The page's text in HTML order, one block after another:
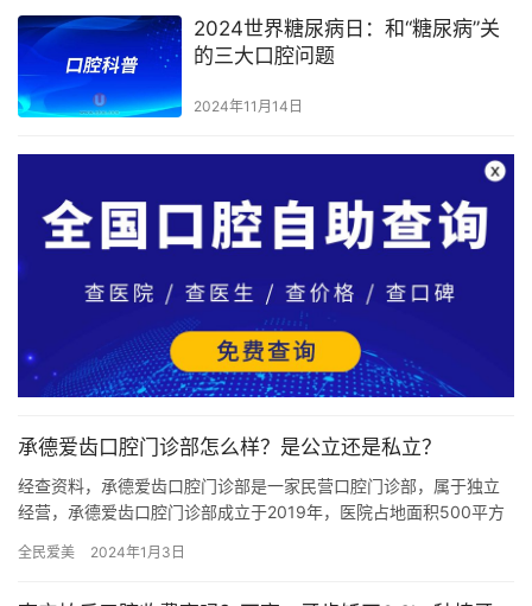
2024世界糖尿病日：和“糖尿病”关
的三大口腔问题
2024年11月14日
承德爱齿口腔门诊部怎么样？是公立还是私立？
经查资料，承德爱齿口腔门诊部是一家民营口腔门诊部，属于独立
经营，承德爱齿口腔门诊部成立于2019年，医院占地面积500平方
全民爱美 2024年1月3日